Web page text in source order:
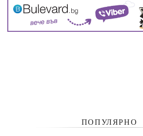
ПОПУЛЯРНО